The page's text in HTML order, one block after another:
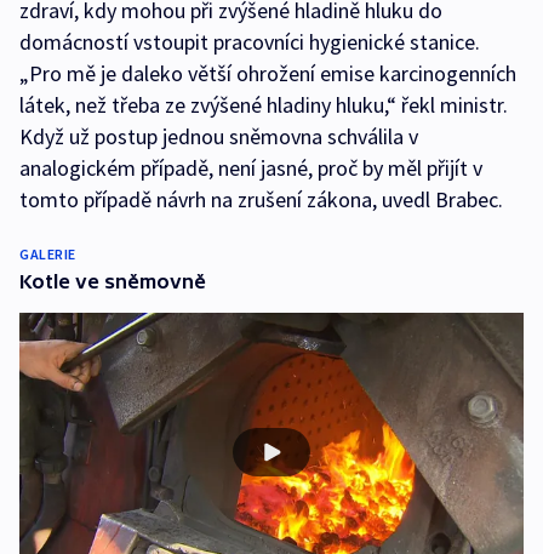
zdraví, kdy mohou při zvýšené hladině hluku do
domácností vstoupit pracovníci hygienické stanice.
„Pro mě je daleko větší ohrožení emise karcinogenních
látek, než třeba ze zvýšené hladiny hluku,“ řekl ministr.
Když už postup jednou sněmovna schválila v
analogickém případě, není jasné, proč by měl přijít v
tomto případě návrh na zrušení zákona, uvedl Brabec.
GALERIE
Kotle ve sněmovně